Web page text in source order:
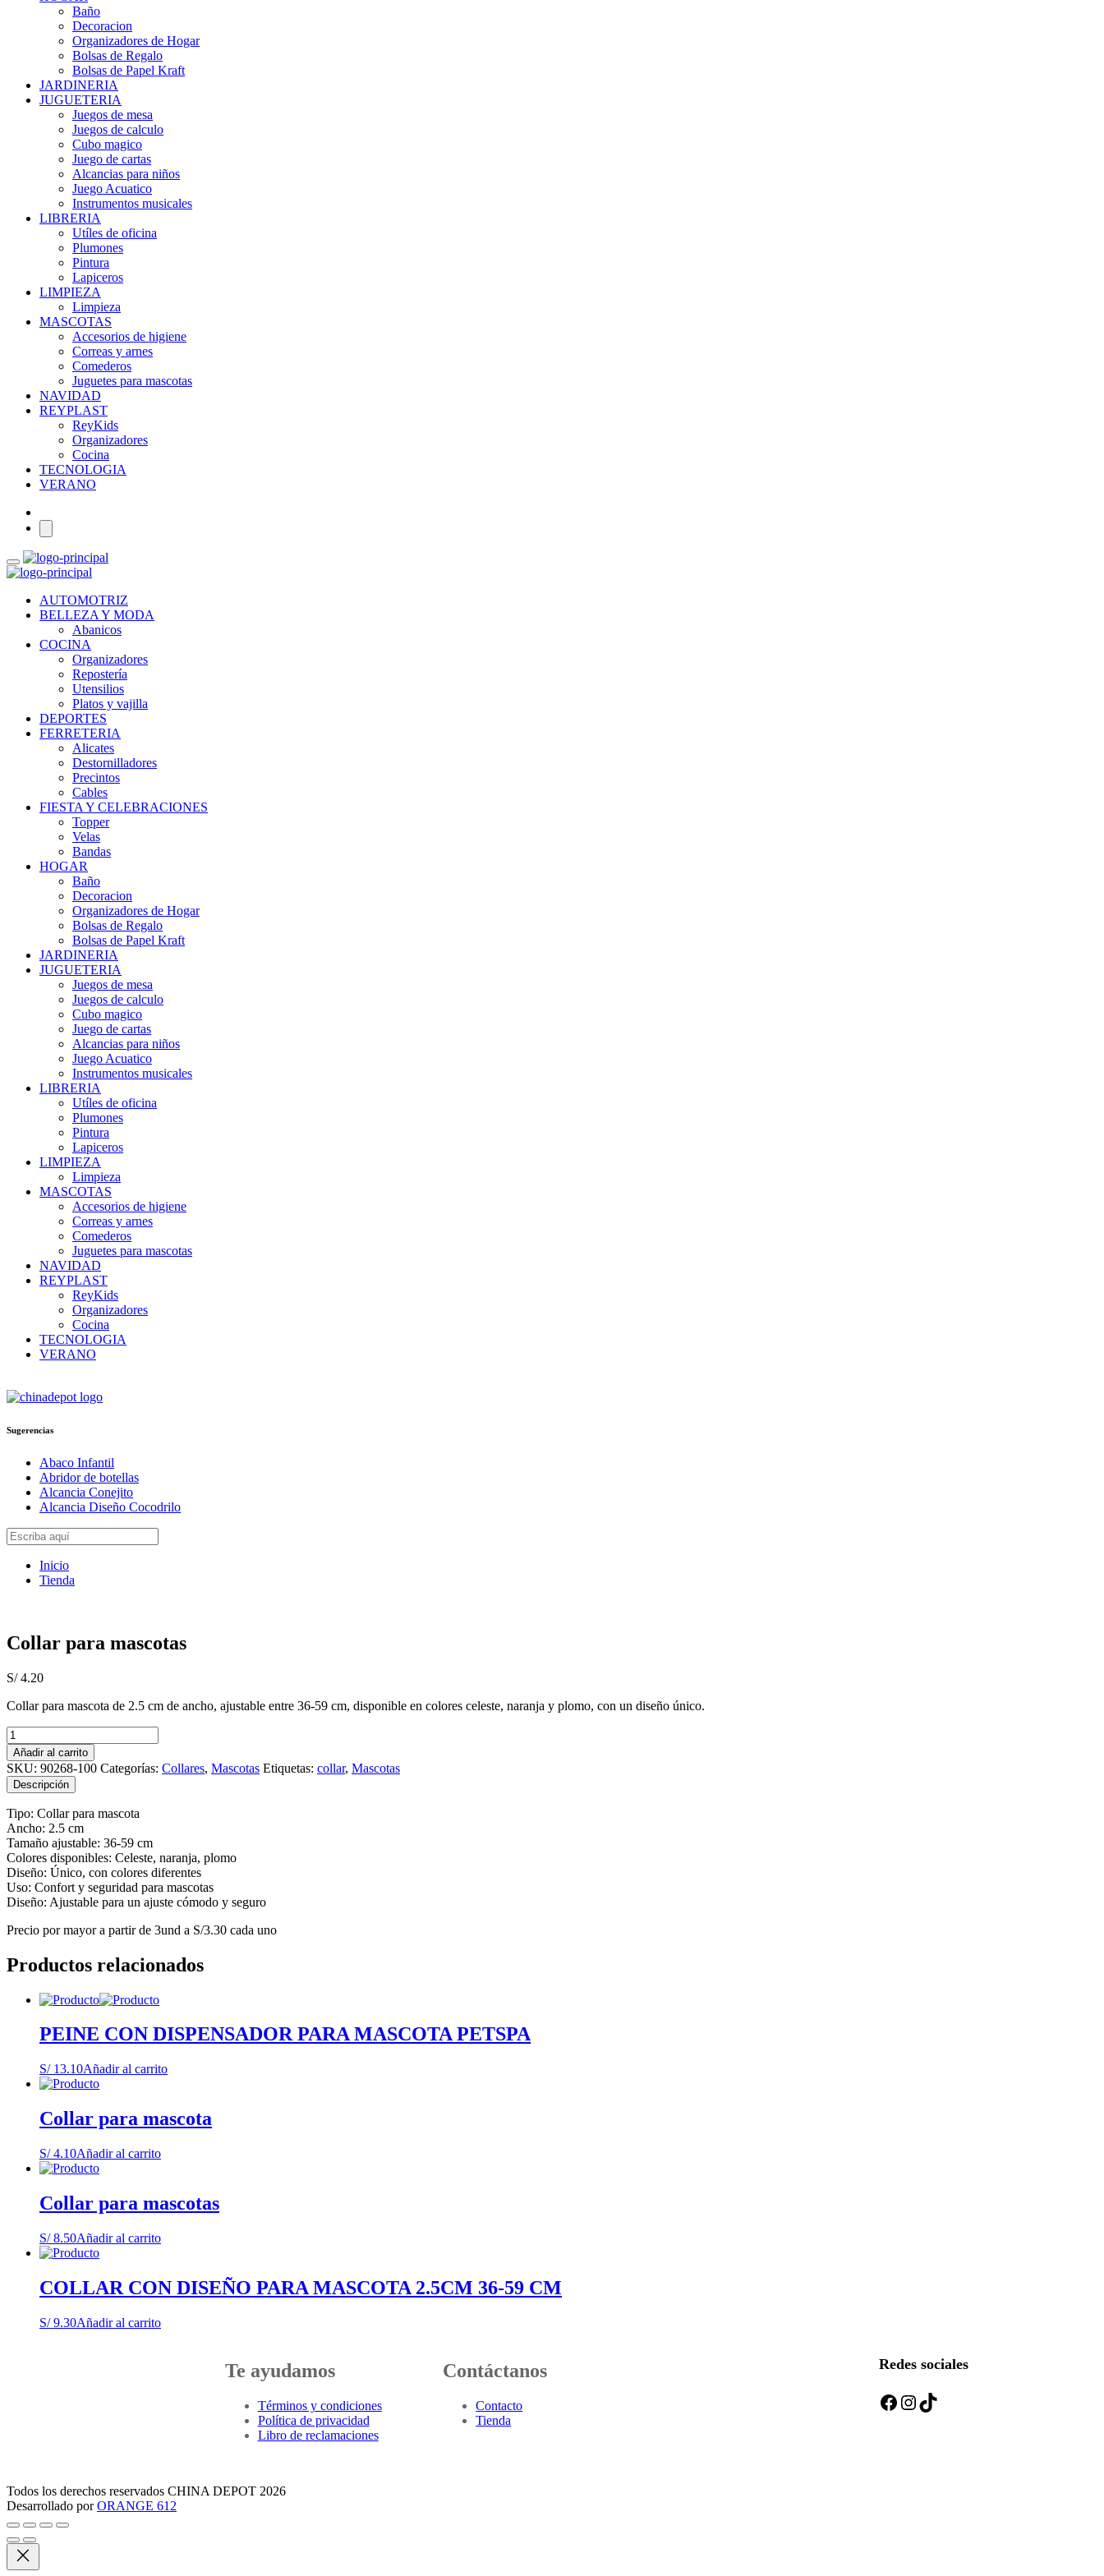
Baño
Decoracion
Organizadores de Hogar
Bolsas de Regalo
Bolsas de Papel Kraft
JARDINERIA
JUGUETERIA
Juegos de mesa
Juegos de calculo
Cubo magico
Juego de cartas
Alcancias para niños
Juego Acuatico
Instrumentos musicales
LIBRERIA
Utíles de oficina
Plumones
Pintura
Lapiceros
LIMPIEZA
Limpieza
MASCOTAS
Accesorios de higiene
Correas y arnes
Comederos
Juguetes para mascotas
NAVIDAD
REYPLAST
ReyKids
Organizadores
Cocina
TECNOLOGIA
VERANO
AUTOMOTRIZ
BELLEZA Y MODA
Abanicos
COCINA
Organizadores
Repostería
Utensilios
Platos y vajilla
DEPORTES
FERRETERIA
Alicates
Destornilladores
Precintos
Cables
FIESTA Y CELEBRACIONES
Topper
Velas
Bandas
HOGAR
Baño
Decoracion
Organizadores de Hogar
Bolsas de Regalo
Bolsas de Papel Kraft
JARDINERIA
JUGUETERIA
Juegos de mesa
Juegos de calculo
Cubo magico
Juego de cartas
Alcancias para niños
Juego Acuatico
Instrumentos musicales
LIBRERIA
Utíles de oficina
Plumones
Pintura
Lapiceros
LIMPIEZA
Limpieza
MASCOTAS
Accesorios de higiene
Correas y arnes
Comederos
Juguetes para mascotas
NAVIDAD
REYPLAST
ReyKids
Organizadores
Cocina
TECNOLOGIA
VERANO
Sugerencias
Abaco Infantil
Abridor de botellas
Alcancia Conejito
Alcancia Diseño Cocodrilo
Inicio
Tienda
Collar para mascotas
S/4.20
Collar para mascota de 2.5 cm de ancho, ajustable entre 36-59 cm, disponible en colores celeste, naranja y plomo, con un diseño único.
Collar
para
mascotas
cantidad
Añadir al carrito
SKU: 90268-100 Categorías: Collares, Mascotas Etiquetas: collar, Mascotas
Descripción
Tipo: Collar para mascota
Ancho: 2.5 cm
Tamaño ajustable: 36-59 cm
Colores disponibles: Celeste, naranja, plomo
Diseño: Único, con colores diferentes
Uso: Confort y seguridad para mascotas
Diseño: Ajustable para un ajuste cómodo y seguro
Precio por mayor a partir de 3und a S/3.30 cada uno
Productos relacionados
PEINE CON DISPENSADOR PARA MASCOTA PETSPA
S/13.10Añadir al carrito
Collar para mascota
S/4.10Añadir al carrito
Collar para mascotas
S/8.50Añadir al carrito
COLLAR CON DISEÑO PARA MASCOTA 2.5CM 36-59 CM
S/9.30Añadir al carrito
Te ayudamos
Términos y condiciones
Política de privacidad
Libro de reclamaciones
Contáctanos
Contacto
Tienda
Redes sociales
Facebook Instagram TikTok
Todos los derechos reservados CHINA DEPOT 2026
Desarrollado porORANGE 612